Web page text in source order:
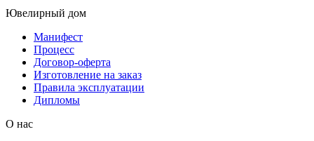
Ювелирный дом
Манифест
Процесс
Договор-оферта
Изготовление на заказ
Правила эксплуатации
Дипломы
О нас